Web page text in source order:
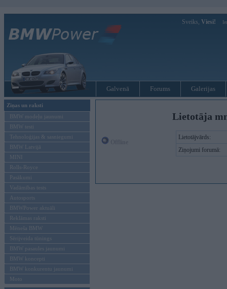
Sveiks, Viesi!
Galvenā Forums Galerijas
Ziņas un raksti
BMW modeļu jaunumi
BMW testi
Tehnoloģijas & sasniegumi
BMW Latvijā
MINI
Rolls-Royce
Pasākumi
Vadāmības tests
Autosports
BMWPower aktuāli
Reklāmas raksti
Mēneša BMW
Sērijveida tūnings
BMW pasaules jaunumi
BMW koncepti
BMW konkurentu jaunumi
Moto
Lietotāja
Lietotājvārds:
Ziņojumi forumā: